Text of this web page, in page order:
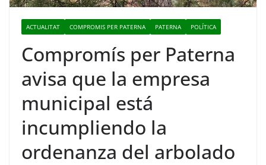
ACTUALITAT COMPROMIS PER PATERNA PATERNA POLÍTICA
Compromís per Paterna
avisa que la empresa
municipal está
incumpliendo la
ordenanza del arbolado